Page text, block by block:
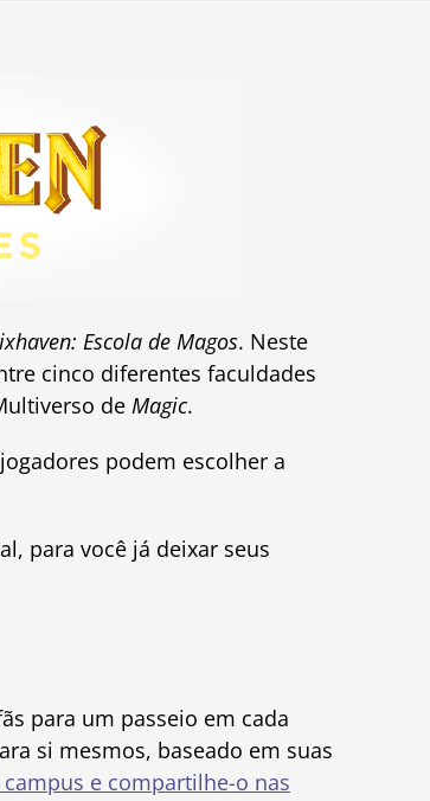
Escola de Magos. Neste
cinco diferentes faculdades
de Magic.
podem escolher a
para você já deixar seus
para um passeio em cada
si mesmos, baseado em suas
e compartilhe-o nas